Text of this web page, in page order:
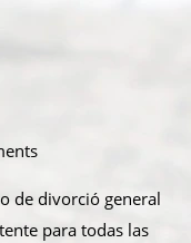
de divorció general
para todas las